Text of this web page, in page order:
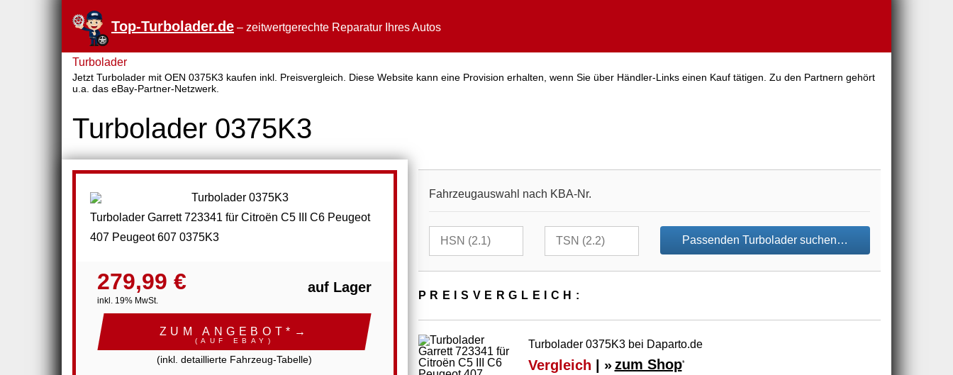
Top-Turbolader.de – zeitwertgerechte Reparatur Ihres Autos
Turbolader
Jetzt Turbolader mit OEN 0375K3 kaufen inkl. Preisvergleich. Diese Website kann eine Provision erhalten, wenn Sie über Händler-Links einen Kauf tätigen. Zu den Partnern gehört
u.a. das eBay-Partner-Netzwerk.
Turbolader 0375K3
Turbolader Garrett 723341 für Citroën C5 III C6 Peugeot
407 Peugeot 607 0375K3
279,99 €
inkl. 19% MwSt.
auf Lager
ZUM ANGEBOT*→
(AUF EBAY)
(inkl. detaillierte Fahrzeug-Tabelle)
Fahrzeugauswahl nach KBA-Nr.
Passenden Turbolader suchen…
PREIS­VER­GLEICH:
Turbolader 0375K3 bei Daparto.de
Vergleich | » zum Shop*